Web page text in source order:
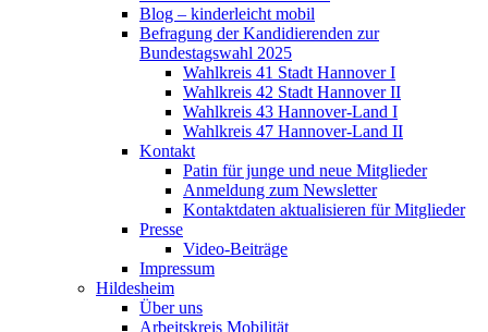
Blog – kinderleicht mobil
Befragung der Kandidierenden zur
Bundestagswahl 2025
Wahlkreis 41 Stadt Hannover I
Wahlkreis 42 Stadt Hannover II
Wahlkreis 43 Hannover-Land I
Wahlkreis 47 Hannover-Land II
Kontakt
Patin für junge und neue Mitglieder
Anmeldung zum Newsletter
Kontaktdaten aktualisieren für Mitglieder
Presse
Video-Beiträge
Impressum
Hildesheim
Über uns
Arbeitskreis Mobilität